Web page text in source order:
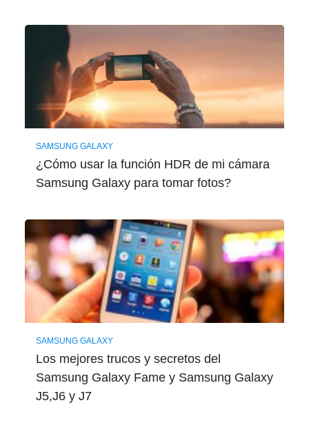
SAMSUNG GALAXY
¿Cómo usar la función HDR de mi cámara
Samsung Galaxy para tomar fotos?
SAMSUNG GALAXY
Los mejores trucos y secretos del
Samsung Galaxy Fame y Samsung Galaxy
J5,J6 y J7